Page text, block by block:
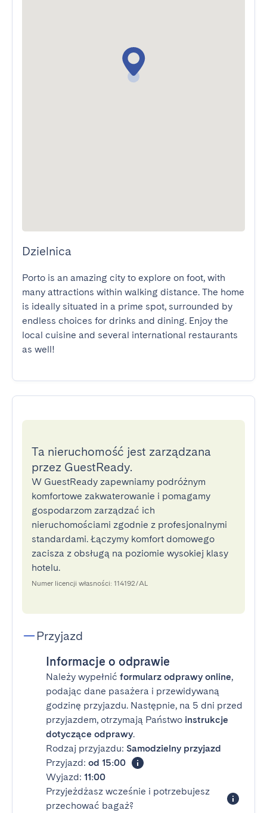
Dzielnica
Porto is an amazing city to explore on foot, with
many attractions within walking distance. The home
is ideally situated in a prime spot, surrounded by
endless choices for drinks and dining. Enjoy the
local cuisine and several international restaurants
as well!
Ta nieruchomość jest zarządzana
przez GuestReady.
W GuestReady zapewniamy podróżnym
komfortowe zakwaterowanie i pomagamy
gospodarzom zarządzać ich
nieruchomościami zgodnie z profesjonalnymi
standardami. Łączymy komfort domowego
zacisza z obsługą na poziomie wysokiej klasy
hotelu.
Numer licencji własności: 114192/AL
Przyjazd
Informacje o odprawie
Należy wypełnić formularz odprawy online,
podając dane pasażera i przewidywaną
godzinę przyjazdu. Następnie, na 5 dni przed
przyjazdem, otrzymają Państwo instrukcje
dotyczące odprawy.
Rodzaj przyjazdu: Samodzielny przyjazd
Przyjazd: od 15:00
Wyjazd: 11:00
Przyjeżdżasz wcześnie i potrzebujesz
przechować bagaż?